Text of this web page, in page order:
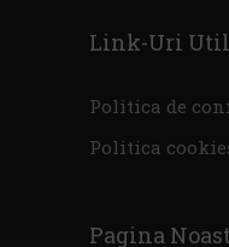
Link-Uri
Politica de
Politica
Pagina